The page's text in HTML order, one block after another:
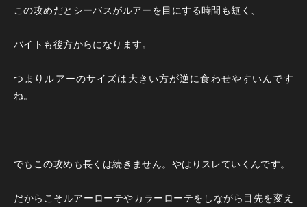
この攻めだとシーバスがルアーを目にする時間も短く、
バイトも後方からになります。
つまりルアーのサイズは大きい方が逆に食わせやすいんです
ね。
でもこの攻めも長くは続きません。やはりスレていくんです。
だからこそルアーローテやカラーローテをしながら目先を変え